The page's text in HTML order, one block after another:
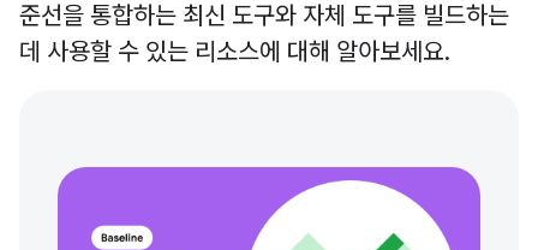
준선을 통합하는 최신 도구와 자체 도구를 빌드하는
데 사용할 수 있는 리소스에 대해 알아보세요.